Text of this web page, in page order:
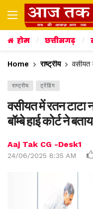
होम छत्तीसगढ़
Home राष्ट्रीय वसीयत
राष्ट्रीय ट्रेंडिंग
वसीयत में रतन टाटा
बॉम्बे हाई कोर्ट ने
Aaj Tak CG -Desk1
24/06/2025 8:35 AM